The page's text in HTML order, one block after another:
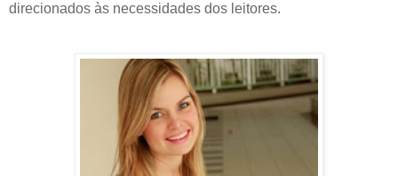
direcionados às necessidades dos leitores.